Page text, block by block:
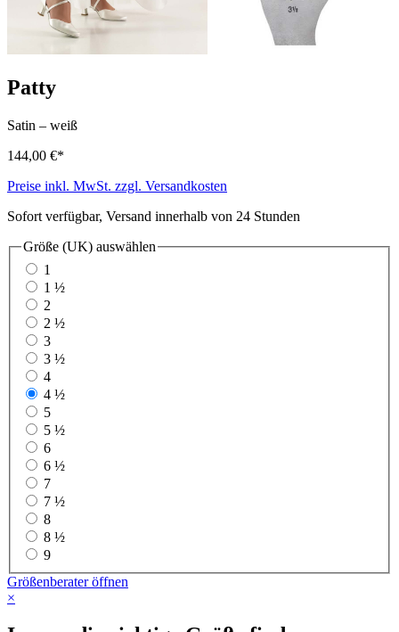
Patty
Satin – weiß
144,00 €*
Preise inkl. MwSt. zzgl. Versandkosten
Sofort verfügbar, Versand innerhalb von 24 Stunden
Größe (UK) auswählen
1
1 ½
2
2 ½
3
3 ½
4
4 ½
5
5 ½
6
6 ½
7
7 ½
8
8 ½
9
Größenberater öffnen
×